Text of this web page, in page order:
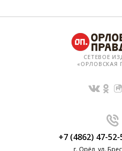
СЕТЕВОЕ
«ОРЛОВСКАЯ
+7 (4862) 47-52-